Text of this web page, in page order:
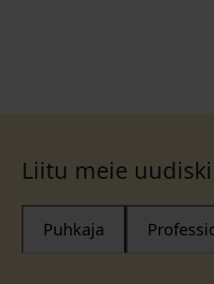
Liitu meie
Puhkaja